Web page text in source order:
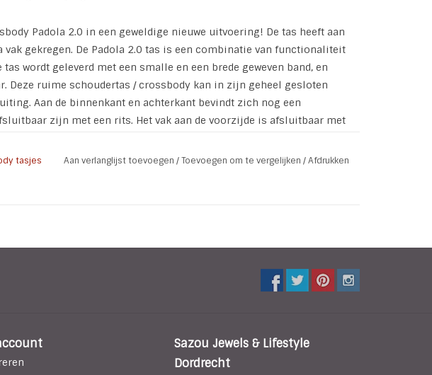
Padola 2.0 in een geweldige nieuwe uitvoering! De tas heeft aan
vak gekregen. De Padola 2.0 tas is een combinatie van functionaliteit
wordt geleverd met een smalle en een brede geweven band, en
Deze ruime schoudertas / crossbody kan in zijn geheel gesloten
Aan de binnenkant en achterkant bevindt zich nog een
zijn met een rits. Het vak aan de voorzijde is afsluitbaar met
met een rits.
met een rits (1 binnenkant en 1 aan de achterkant)
6.5 cm
tot 130 cm
verstelbaar tot 130 | 5 cm breed
tasjes
Aan verlanglijst toevoegen /Toevoegen om te vergelijken /Afdrukken
Sazou Jewels & Lifestyle
Dordrecht